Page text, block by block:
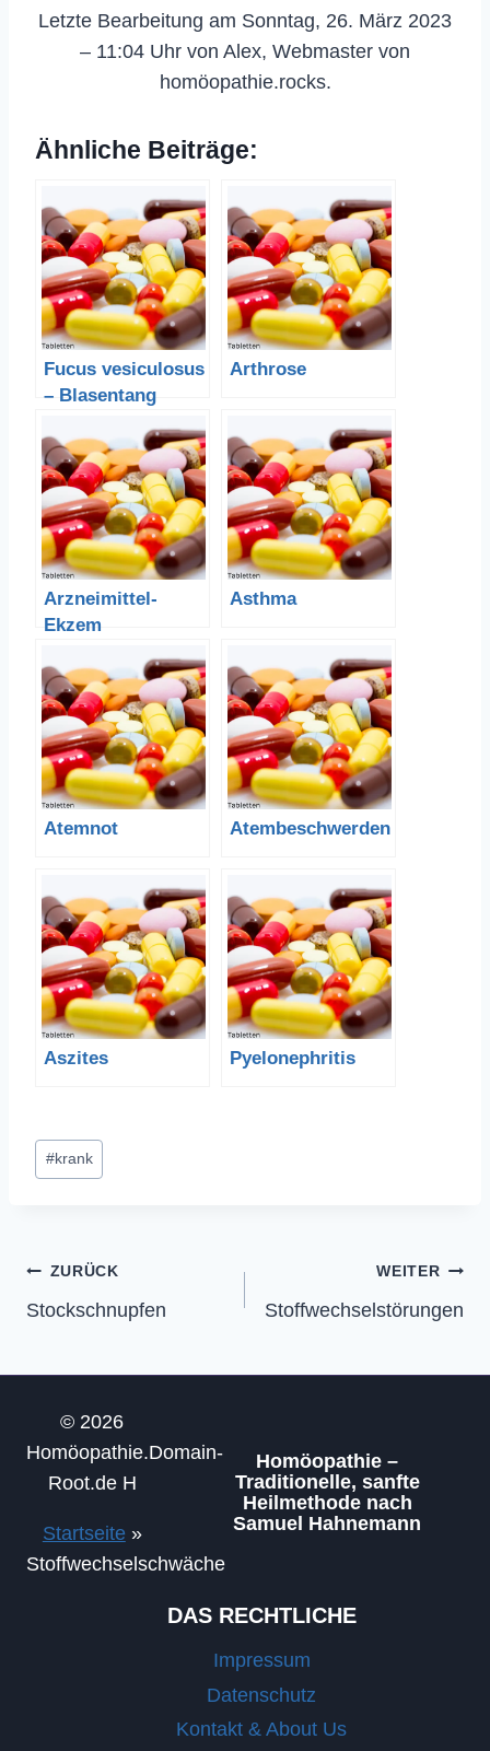
Letzte Bearbeitung am Sonntag, 26. März 2023
– 11:04 Uhr von Alex, Webmaster von
homöopathie.rocks.
Ähnliche Beiträge:
Fucus vesiculosus
– Blasentang
Arthrose
Arzneimittel-
Ekzem
Asthma
Atemnot Atembeschwerden
Aszites Pyelonephritis
Schlagworte:
#krank
Beitragsnavigation
ZURÜCK
Stockschnupfen
WEITER
Stoffwechselstörungen
© 2026
Homöopathie.Domain-
Root.de H
Startseite»
Stoffwechselschwäche
Homöopathie –
Traditionelle, sanfte
Heilmethode nach
Samuel Hahnemann
DAS RECHTLICHE
Impressum
Datenschutz
Kontakt & About Us